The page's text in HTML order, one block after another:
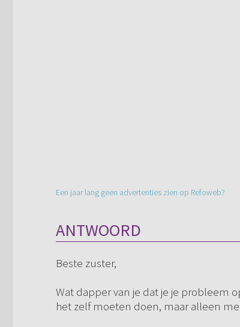
Een jaar lang geen advertenties zien op Refoweb?
ANTWOORD
Beste zuster,
Wat dapper van je dat je je probleem
het zelf moeten doen, maar alleen